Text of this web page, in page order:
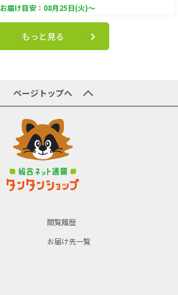
お届け目安：08月25日(火)～
もっと見る
ページトップへ
閲覧履歴
お届け先一覧